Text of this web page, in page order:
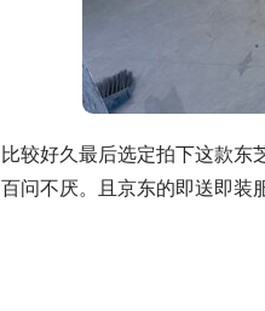
比较好久最后选定拍下这款东
百问不厌。且京东的即送即装